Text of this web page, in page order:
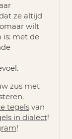
ze altijd
wilt
is: met de
zus met
tegels van
in dialect!
!